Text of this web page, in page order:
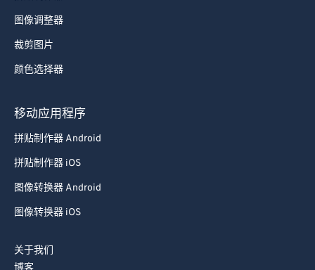
图像调整器
裁剪图片
颜色选择器
移动应用程序
拼贴制作器 Android
拼贴制作器 iOS
图像转换器 Android
图像转换器 iOS
关于我们